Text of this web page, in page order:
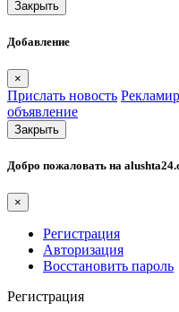
Закрыть
Добавление
×
Прислать новость
объявление
Закрыть
Добро пожаловать на
×
Регистрация
Авторизация
Восстановить пароль
Регистрация